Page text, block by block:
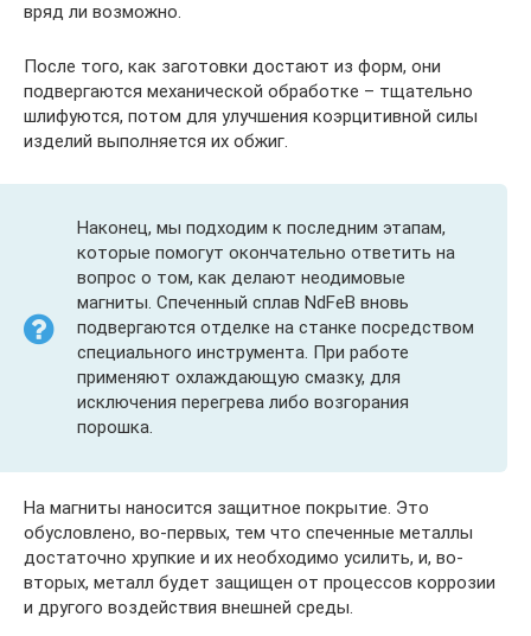
вряд ли возможно.
После того, как заготовки достают из форм, они
подвергаются механической обработке – тщательно
шлифуются, потом для улучшения коэрцитивной силы
изделий выполняется их обжиг.
Наконец, мы подходим к последним этапам,
которые помогут окончательно ответить на
вопрос о том, как делают неодимовые
магниты. Спеченный сплав NdFeB вновь
подвергаются отделке на станке посредством
специального инструмента. При работе
применяют охлаждающую смазку, для
исключения перегрева либо возгорания
порошка.
На магниты наносится защитное покрытие. Это
обусловлено, во-первых, тем что спеченные металлы
достаточно хрупкие и их необходимо усилить, и, во-
вторых, металл будет защищен от процессов коррозии
и другого воздействия внешней среды.